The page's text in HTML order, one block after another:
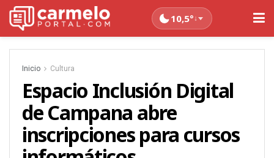
10,5°↓
Inicio Cultura
Espacio Inclusión Digital
de Campana abre
inscripciones para cursos